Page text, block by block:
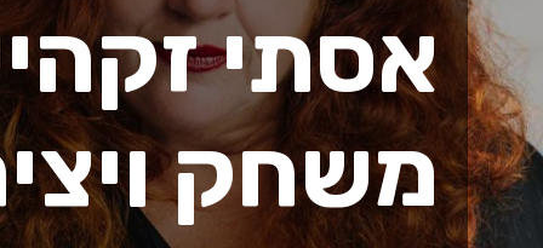
אסתי
משחק